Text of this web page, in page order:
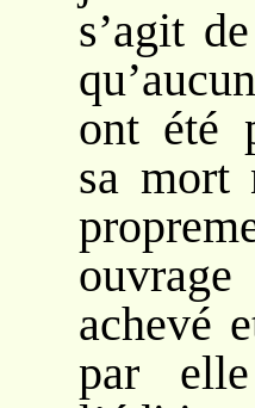
s’agit
ont été
sa mort
achevé
par